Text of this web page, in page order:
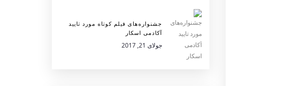
جشنواره‌های فیلم کوتاه مورد تایید
آکادمی اسکار
جولای 21, 2017